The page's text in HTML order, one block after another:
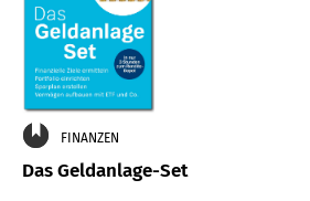
FINANZEN
Das Geldanlage-Set